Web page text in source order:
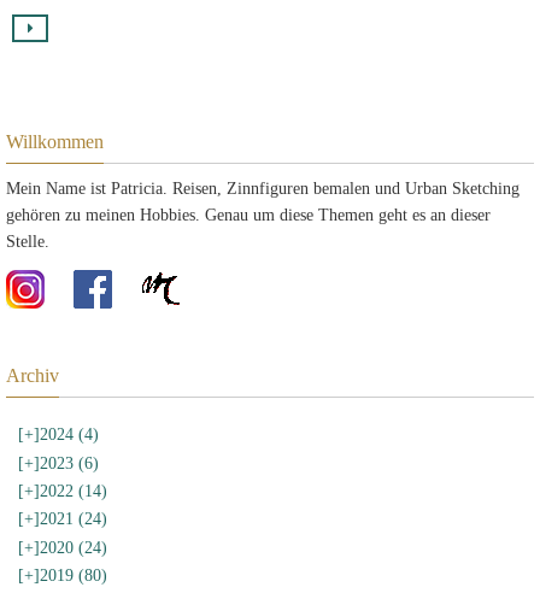
Willkommen
Mein Name ist Patricia. Reisen, Zinnfiguren bemalen und Urban Sketching
gehören zu meinen Hobbies. Genau um diese Themen geht es an dieser
Stelle.
Archiv
[+]2024 (4)
[+]2023 (6)
[+]2022 (14)
[+]2021 (24)
[+] 2020 (24)
[+]2019 (80)